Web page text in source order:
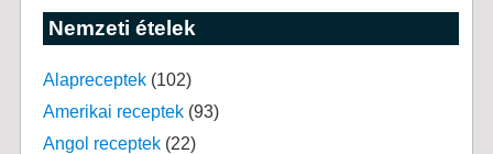
Nemzeti ételek
Alapreceptek(102)
Amerikai receptek(93)
Angol receptek(22)